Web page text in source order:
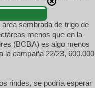
sembrada de trigo de
menos que en la
(BCBA) es algo menos
la campaña 22/23, 600.000
rindes, se podría esperar